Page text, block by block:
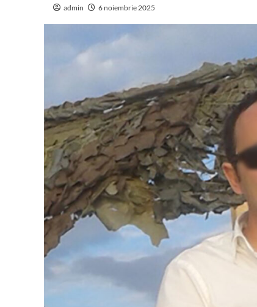
admin 6 noiembrie 2025